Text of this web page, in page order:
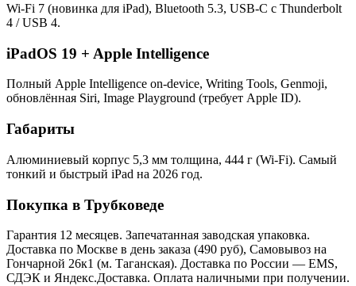
Wi-Fi 7 (новинка для iPad), Bluetooth 5.3, USB-C с Thunderbolt
4 / USB 4.
iPadOS 19 + Apple Intelligence
Полный Apple Intelligence on-device, Writing Tools, Genmoji,
обновлённая Siri, Image Playground (требует Apple ID).
Габариты
Алюминиевый корпус 5,3 мм толщина, 444 г (Wi-Fi). Самый
тонкий и быстрый iPad на 2026 год.
Покупка в Трубковеде
Гарантия 12 месяцев. Запечатанная заводская упаковка.
Доставка по Москве в день заказа (490 руб), Самовывоз на
Гончарной 26к1 (м. Таганская). Доставка по России — EMS,
СДЭК и Яндекс.Доставка. Оплата наличными при получении.